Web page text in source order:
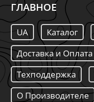
ГЛАВНОЕ
UA Каталог
Доставка и Оплата
Техподдержка
О Производителе